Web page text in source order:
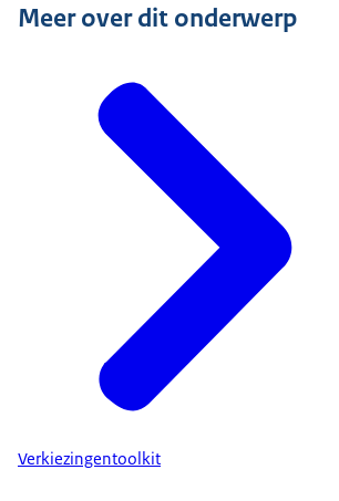
Meer over dit onderwerp
Verkiezingentoolkit